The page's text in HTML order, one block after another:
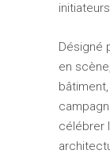
Désigné
en
célébrer